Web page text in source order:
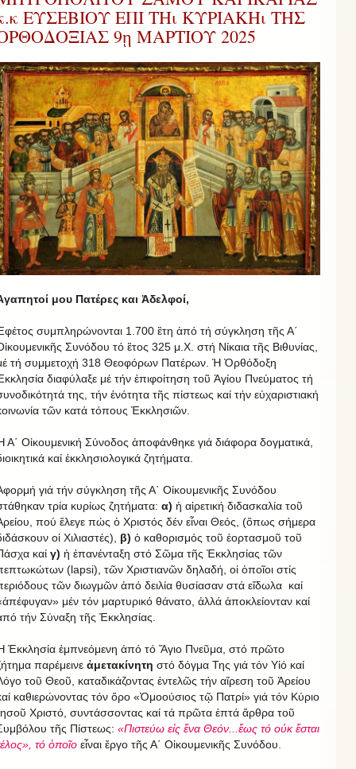
ΕΥΣΕΒΙΟΥ ΕΠΙ ΤΗι ΚΥΡΙΑΚΗι ΤΗΣ
9ῃ ΜΑΡΤΙΟΥ 2025
μου Πατέρες και Ἀδελφοί,
συμπληρώνονται 1.700 ἒτη ἀπό τή σύγκληση τῆς Α΄
Συνόδου τό ἒτος 325 μ.Χ. στή Νίκαια τῆς Βιθυνίας,
τή συμμετοχή 318 Θεοφόρων Πατέρων. Ἡ Ὀρθόδοξη
διαφύλαξε μέ τήν ἐπιφοίτηση τοῦ Ἁγίου Πνεύματος τή
της, τήν ἑνότητα τῆς πίστεως καί τήν εὐχαριστιακή
τῶν κατά τόπους Ἐκκλησιῶν.
Α΄ Οἰκουμενική Σύνοδος ἀποφάνθηκε γιά διάφορα δογματικά,
καί ἐκκλησιολογικά ζητήματα.
γιά τήν σύγκληση τῆς Α΄ Οἰκουμενικῆς Συνόδου
τρία κυρίως ζητήματα: α) ἡ αἱρετική διδασκαλία τοῦ
πού ἔλεγε πώς ὁ Χριστός δέν εἶναι Θεός, (ὅπως σήμερα
οἱ Χιλιαστές), β) ὁ καθορισμός τοῦ ἑορτασμοῦ τοῦ
καί γ) ἡ ἐπανένταξη στό Σῶμα τῆς Ἐκκλησίας τῶν
(lapsi), τῶν Χριστιανῶν δηλαδή, οἱ ὁποῖοι στίς
τῶν διωγμῶν ἀπό δειλία θυσίασαν στά εἴδωλα καί
μέν τόν μαρτυρικό θάνατο, ἀλλά ἀποκλείονταν καί
τήν Σύναξη τῆς Ἐκκλησίας.
Ἐκκλησία ἐμπνεόμενη ἀπό τό Ἅγιο Πνεῦμα, στό πρῶτο
παρέμεινε ἀμετακίνητη στό δόγμα Της γιά τόν Υἱό καί
τοῦ Θεοῦ, καταδικάζοντας ἐντελῶς τήν αἵρεση τοῦ Ἀρείου
καθιερώνοντας τόν ὅρο «Ὁμοούσιος τῷ Πατρί» γιά τόν Κύριο
Χριστό, συντάσσοντας καί τά πρῶτα ἑπτά ἄρθρα τοῦ
τῆς Πίστεως: «Πιστεύω εἰς ἕνα Θεόν...ἕως τό οὐκ ἔσται
τό ὁποῖο εἶναι ἔργο τῆς Α΄ Οἰκουμενικῆς Συνόδου.